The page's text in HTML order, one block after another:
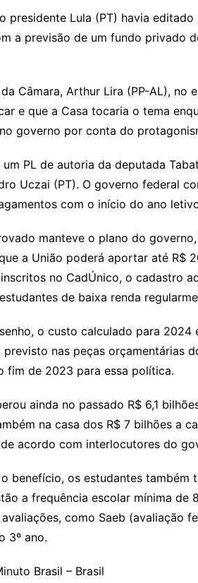
presidente Lula (PT) havia
a previsão de um fundo privado
Câmara, Arthur Lira (PP-AL), no
e que a Casa tocaria o tema
governo por conta do
PL de autoria da deputada
Uczai (PT). O governo federal
com o início do ano
manteve o plano do
a União poderá aportar até R$
no CadÚnico, o cadastro
de baixa renda
o custo calculado para
previsto nas peças orçamentárias
fim de 2023 para essa política.
ainda no passado R$ 6,1
na casa dos R$ 7 bilhões a
acordo com interlocutores do
benefício, os estudantes
a frequência escolar mínima
como Saeb (avaliação
3º ano.
Brasil – Brasil